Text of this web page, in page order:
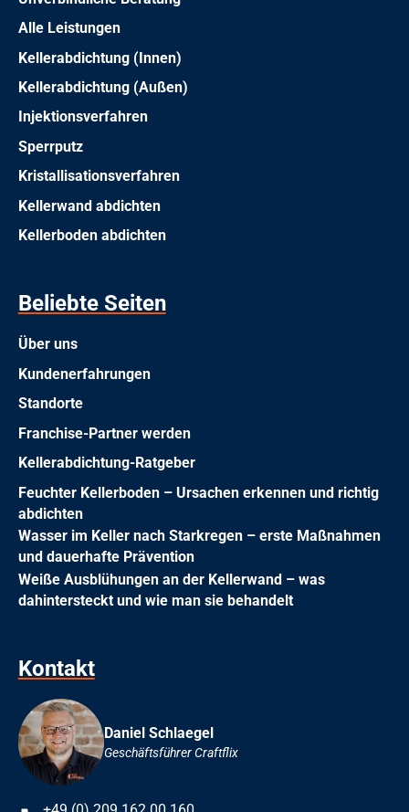
Alle Leistungen
Kellerabdichtung (Innen)
Kellerabdichtung (Außen)
Injektionsverfahren
Sperrputz
Kristallisationsverfahren
Kellerwand abdichten
Kellerboden abdichten
Beliebte Seiten
Über uns
Kundenerfahrungen
Standorte
Franchise-Partner werden
Kellerabdichtung-Ratgeber
Feuchter Kellerboden – Ursachen erkennen und richtig
abdichten
Wasser im Keller nach Starkregen – erste Maßnahmen
und dauerhafte Prävention
Weiße Ausblühungen an der Kellerwand – was
dahintersteckt und wie man sie behandelt
Kontakt
Daniel Schlaegel
Geschäftsführer Craftflix